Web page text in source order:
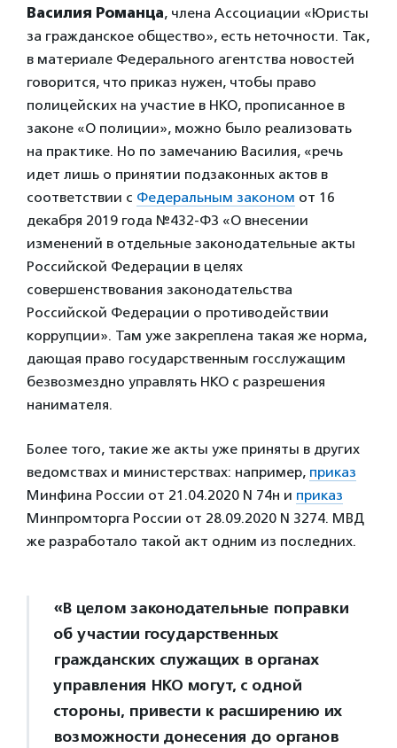
Василия Романца, члена Ассоциации «Юристы
за гражданское общество», есть неточности. Так,
в материале Федерального агентства новостей
говорится, что приказ нужен, чтобы право
полицейских на участие в НКО, прописанное в
законе «О полиции», можно было реализовать
на практике. Но по замечанию Василия, «речь
идет лишь о принятии подзаконных актов в
соответствии с Федеральным законом от 16
декабря 2019 года №432-ФЗ «О внесении
изменений в отдельные законодательные акты
Российской Федерации в целях
совершенствования законодательства
Российской Федерации о противодействии
коррупции». Там уже закреплена такая же норма,
дающая право государственным госслужащим
безвозмездно управлять НКО с разрешения
нанимателя.
Более того, такие же акты уже приняты в других
ведомствах и министерствах: например, приказ
Минфина России от 21.04.2020 N 74н и приказ
Минпромторга России от 28.09.2020 N 3274. МВД
же разработало такой акт одним из последних.
«В целом законодательные поправки
об участии государственных
гражданских служащих в органах
управления НКО могут, с одной
стороны, привести к расширению их
возможности донесения до органов